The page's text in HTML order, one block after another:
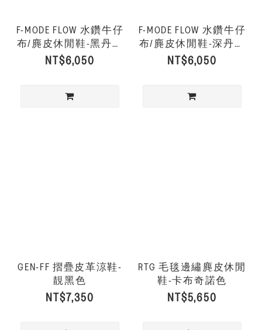
F-MODE FLOW 水鑽牛仔
布/麂皮休閒鞋-黑丹寧
色
NT$6,050
F-MODE FLOW 水鑽牛仔
布/麂皮休閒鞋-深丹寧
色
NT$6,050
GEN-FF 摺疊皮革涼鞋-
靚黑色
NT$7,350
RTG 毛毯邊繡麂皮休閒
鞋-卡布奇諾色
NT$5,650